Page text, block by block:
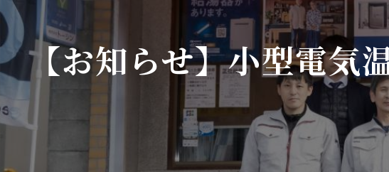
【お知らせ】小型電